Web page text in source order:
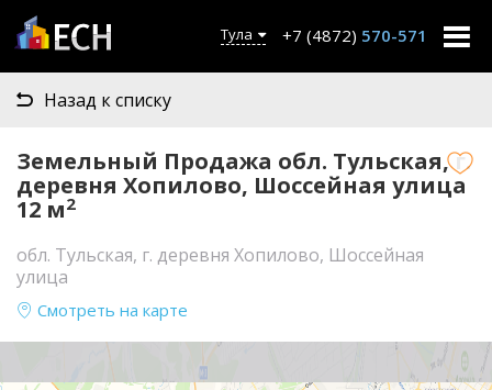
Тула +7 (4872) 570-571
Назад к списку
Земельный Продажа обл. Тульская, г.
деревня Хопилово, Шоссейная улица
12 м2
обл. Тульская, г. деревня Хопилово, Шоссейная
улица
Смотреть на карте